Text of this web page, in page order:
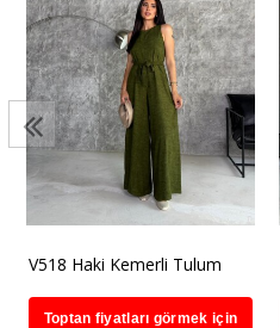
V518 Haki Kemerli Tulum
Toptan fiyatları görmek için